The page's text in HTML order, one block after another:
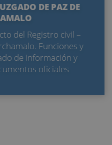
DE PAZ DE
del Registro civil –
Funciones y
de información y
oficiales